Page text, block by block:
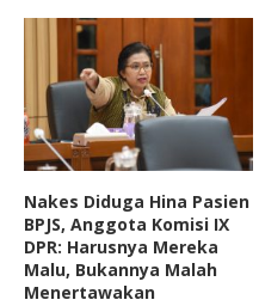
Nakes Diduga Hina Pasien
BPJS, Anggota Komisi IX
DPR: Harusnya Mereka
Malu, Bukannya Malah
Menertawakan